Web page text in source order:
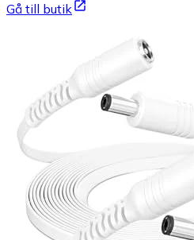
Gå till butik